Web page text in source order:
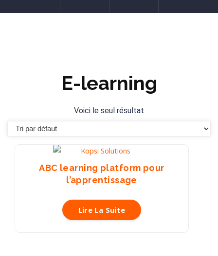
E-learning
Voici le seul résultat
ABC learning platform pour
l’apprentissage
Lire La Suite